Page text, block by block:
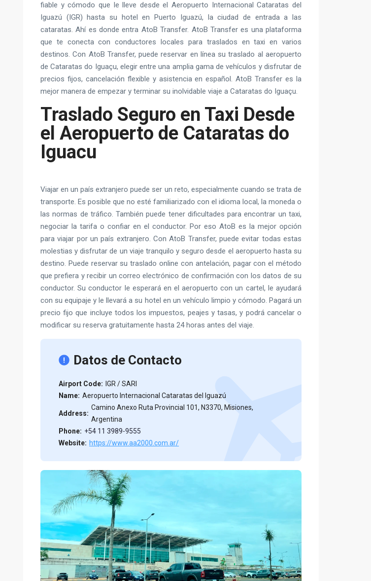
fiable y cómodo que le lleve desde el Aeropuerto Internacional Cataratas del
Iguazú (IGR) hasta su hotel en Puerto Iguazú, la ciudad de entrada a las
cataratas. Ahí es donde entra AtoB Transfer. AtoB Transfer es una plataforma
que te conecta con conductores locales para traslados en taxi en varios
destinos. Con AtoB Transfer, puede reservar en línea su traslado al aeropuerto
de Cataratas do Iguaçu, elegir entre una amplia gama de vehículos y disfrutar de
precios fijos, cancelación flexible y asistencia en español. AtoB Transfer es la
mejor manera de empezar y terminar su inolvidable viaje a Cataratas do Iguaçu.
Traslado Seguro en Taxi Desde
el Aeropuerto de Cataratas do
Iguacu
Viajar en un país extranjero puede ser un reto, especialmente cuando se trata de
transporte. Es posible que no esté familiarizado con el idioma local, la moneda o
las normas de tráfico. También puede tener dificultades para encontrar un taxi,
negociar la tarifa o confiar en el conductor. Por eso AtoB es la mejor opción
para viajar por un país extranjero. Con AtoB Transfer, puede evitar todas estas
molestias y disfrutar de un viaje tranquilo y seguro desde el aeropuerto hasta su
destino. Puede reservar su traslado online con antelación, pagar con el método
que prefiera y recibir un correo electrónico de confirmación con los datos de su
conductor. Su conductor le esperará en el aeropuerto con un cartel, le ayudará
con su equipaje y le llevará a su hotel en un vehículo limpio y cómodo. Pagará un
precio fijo que incluye todos los impuestos, peajes y tasas, y podrá cancelar o
modificar su reserva gratuitamente hasta 24 horas antes del viaje.
Datos de Contacto
Airport Code: IGR / SARI
Name: Aeropuerto Internacional Cataratas del Iguazú
Address:
Camino Anexo Ruta Provincial 101, N3370, Misiones,
Argentina
Phone: +54 11 3989-9555
Website: https://www.aa2000.com.ar/